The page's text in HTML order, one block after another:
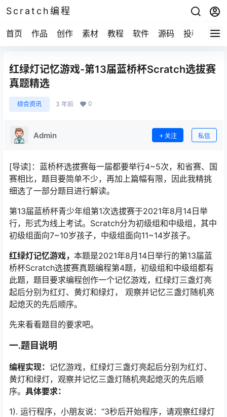
Scratch编程
首页 作品 创作 素材 教程 软件 源码 投稿 关于
红绿灯记忆游戏-第13届蓝桥杯Scratch选拔赛
真题精选
综合资讯 3 年前 0
Admin 关注 私信
[导读]：蓝桥杯选拔赛每一届都要举行4~5次，和省赛、国
赛相比，题目要简单不少，再加上篇幅有限，因此我精挑
细选了一部分题目进行解读。
第13届蓝桥杯青少年组第1次选拔赛于2021年8月14日举
行，形式为线上考试。Scratch分为初级组和中级组，其中
初级组面向7~10岁孩子，中级组面向11~14岁孩子。
红绿灯记忆游戏， 本题是2021年8月14日举行的第13届蓝
桥杯Scratch选拔赛真题编程第4题，初级组和中级组都有
此题，题目要求编程创作一个记忆游戏，红绿灯三盏灯亮
起后分别为红灯、黄灯和绿灯， 观察并记忆三盏灯随机亮
起熄灭的先后顺序。
先来看看题目的要求吧。
一.题目说明
编程实现： 记忆游戏，红绿灯三盏灯亮起后分别为红灯、
黄灯和绿灯，观察并记忆三盏灯随机亮起熄灭的先后顺
序。 具体要求：
1). 运行程序，小朋友说：“3秒后开始程序，请观察红绿灯